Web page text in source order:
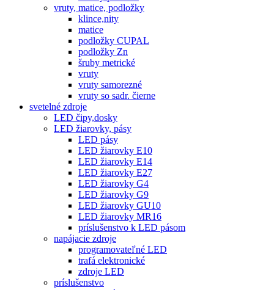
vruty, matice, podložky
klince,nity
matice
podložky CUPAL
podložky Zn
šruby metrické
vruty
vruty samorezné
vruty so sadr. čierne
svetelné zdroje
LED čipy,dosky
LED žiarovky, pásy
LED pásy
LED žiarovky E10
LED žiarovky E14
LED žiarovky E27
LED žiarovky G4
LED žiarovky G9
LED žiarovky GU10
LED žiarovky MR16
príslušenstvo k LED pásom
napájacie zdroje
programovateľné LED
trafá elektronické
zdroje LED
príslušenstvo